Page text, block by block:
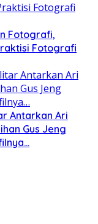
Fotografi,
Fotografi
Antarkan Ari
Gus Jeng